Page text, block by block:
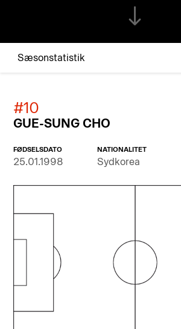
#10
GUE-SUNG CHO
FØDSELSDATO
25.01.1998
NATIONALITET
Sydkorea